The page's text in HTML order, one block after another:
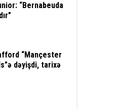
“Bernabeuda
“Mançester
dəyişdi, tarixə